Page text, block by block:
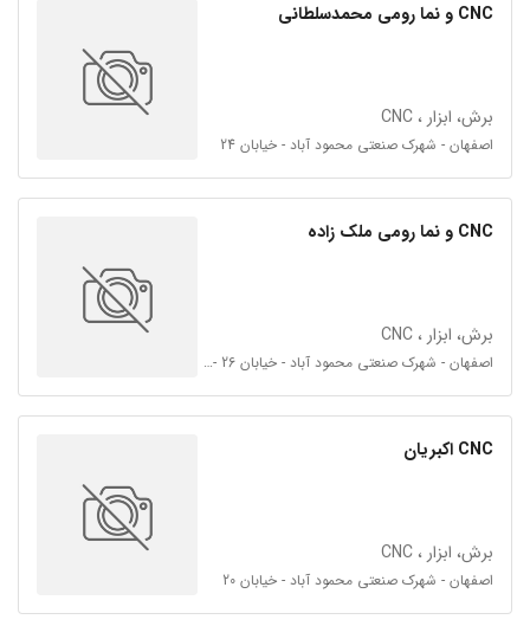
CNC و نما رومی محمدسلطانی
برش، ابزار ، CNC
اصفهان - شهرک صنعتی محمود آباد - خیابان 24
CNC و نما رومی ملک زاده
برش، ابزار ، CNC
اصفهان - شهرک صنعتی محمود آباد - خیابان 26 - فرعی 26
CNC اکبریان
برش، ابزار ، CNC
اصفهان - شهرک صنعتی محمود آباد - خیابان 20